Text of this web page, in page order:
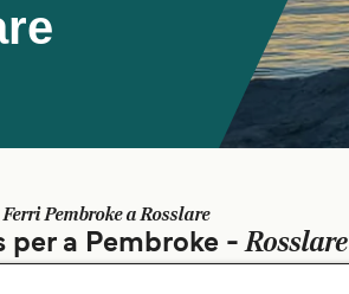
Ferri Pembroke a Rosslare
per a Pembroke -Rosslare